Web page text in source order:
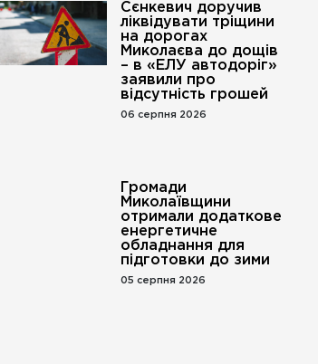
Сєнкевич доручив
ліквідувати тріщини
на дорогах
Миколаєва до дощів
– в «ЕЛУ автодоріг»
заявили про
відсутність грошей
06 серпня 2026
Громади
Миколаївщини
отримали додаткове
енергетичне
обладнання для
підготовки до зими
05 серпня 2026